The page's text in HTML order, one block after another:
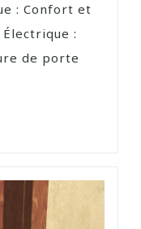
: Confort et
:
de porte